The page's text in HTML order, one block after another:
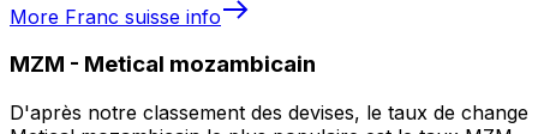
More Franc suisse info
MZM - Metical mozambicain
D'après notre classement des devises, le taux de change